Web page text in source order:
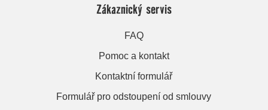
Zákaznický servis
FAQ
Pomoc a kontakt
Kontaktní formulář
Formulář pro odstoupení od smlouvy